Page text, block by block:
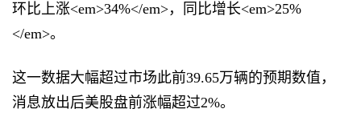
环比上涨<em>34%</em>，同比增长<em>25%
</em>。
这一数据大幅超过市场此前39.65万辆的预期数值，
消息放出后美股盘前涨幅超过2%。